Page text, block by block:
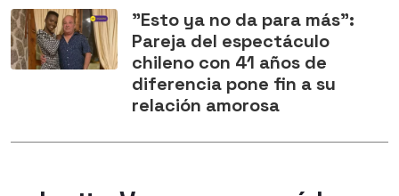
"Esto ya no da para más":
Pareja del espectáculo
chileno con 41 años de
diferencia pone fin a su
relación amorosa